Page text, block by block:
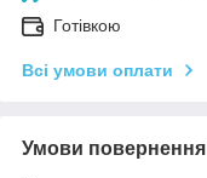
Готівкою
Всі умови оплати
Умови повернення